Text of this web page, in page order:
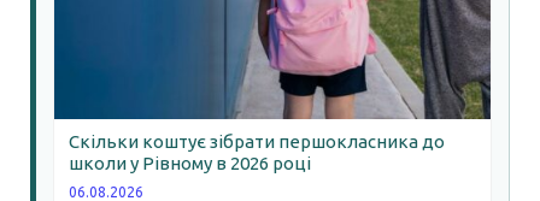
Скільки коштує зібрати першокласника до
школи у Рівному в 2026 році
06.08.2026